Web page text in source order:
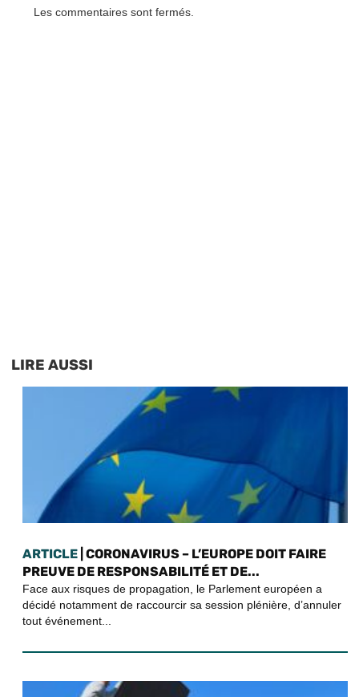
Les commentaires sont fermés.
LIRE AUSSI
ARTICLE | CORONAVIRUS – L’EUROPE DOIT FAIRE
PREUVE DE RESPONSABILITÉ ET DE...
Face aux risques de propagation, le Parlement européen a
décidé notamment de raccourcir sa session plénière, d’annuler
tout événement...